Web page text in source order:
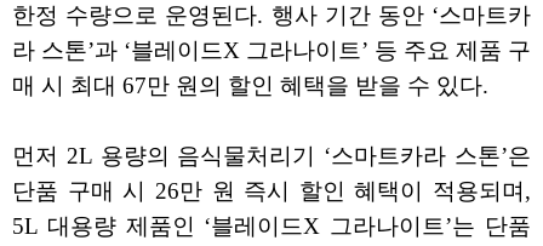
한정 수량으로 운영된다. 행사 기간 동안 ‘스마트카
라 스톤’과 ‘블레이드X 그라나이트’ 등 주요 제품 구
매 시 최대 67만 원의 할인 혜택을 받을 수 있다.
먼저 2L 용량의 음식물처리기 ‘스마트카라 스톤’은
단품 구매 시 26만 원 즉시 할인 혜택이 적용되며,
5L 대용량 제품인 ‘블레이드X 그라나이트’는 단품